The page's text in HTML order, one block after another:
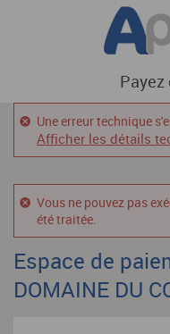
Une erreur technique
Afficher les détails
Vous ne pouvez pas
été traitée.
Espace de
DOMAINE DU